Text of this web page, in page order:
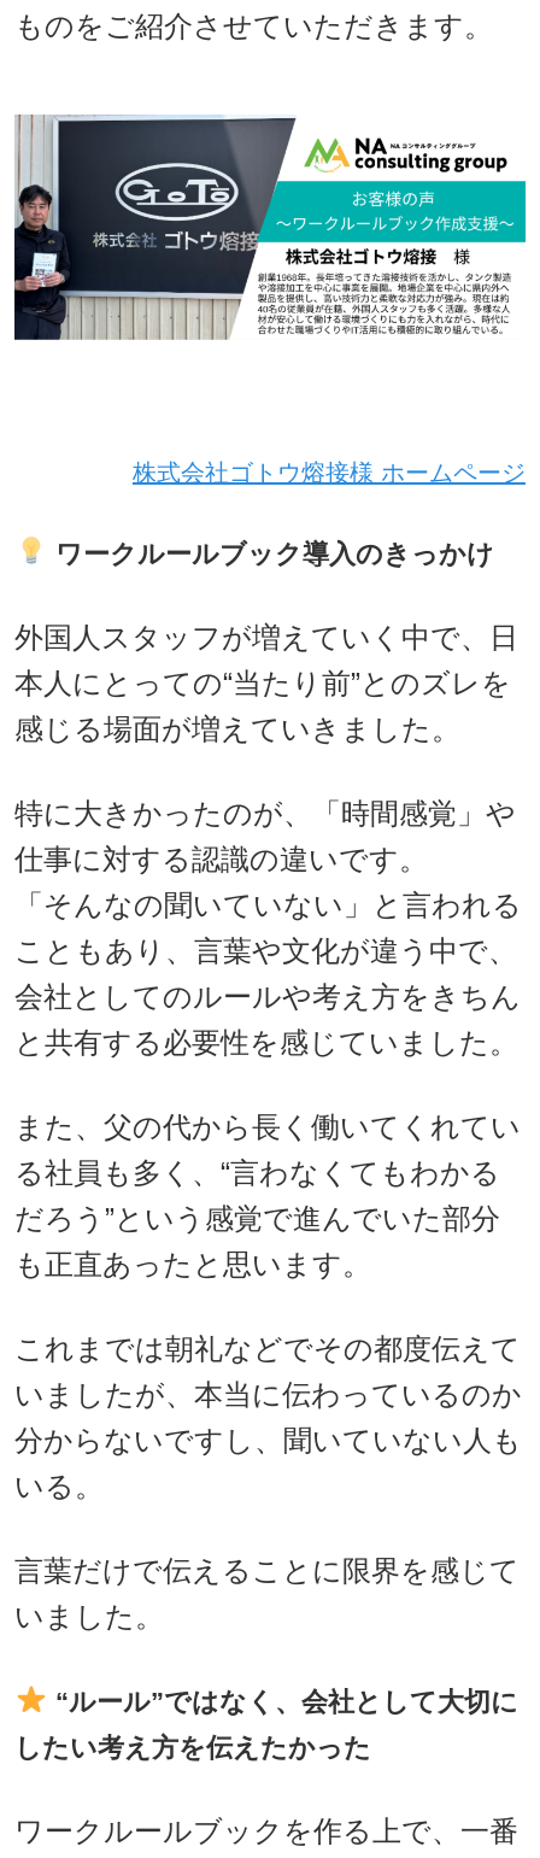
ものをご紹介させていただきます。
株式会社ゴトウ熔接様 ホームページ
ワークルールブック導入のきっかけ
外国人スタッフが増えていく中で、日
本人にとっての“当たり前”とのズレを
感じる場面が増えていきました。
特に大きかったのが、「時間感覚」や
仕事に対する認識の違いです。
「そんなの聞いていない」と言われる
こともあり、言葉や文化が違う中で、
会社としてのルールや考え方をきちん
と共有する必要性を感じていました。
また、父の代から長く働いてくれてい
る社員も多く、“言わなくてもわかる
だろう”という感覚で進んでいた部分
も正直あったと思います。
これまでは朝礼などでその都度伝えて
いましたが、本当に伝わっているのか
分からないですし、聞いていない人も
いる。
言葉だけで伝えることに限界を感じて
いました。
“ルール”ではなく、会社として大切に
したい考え方を伝えたかった
ワークルールブックを作る上で、一番